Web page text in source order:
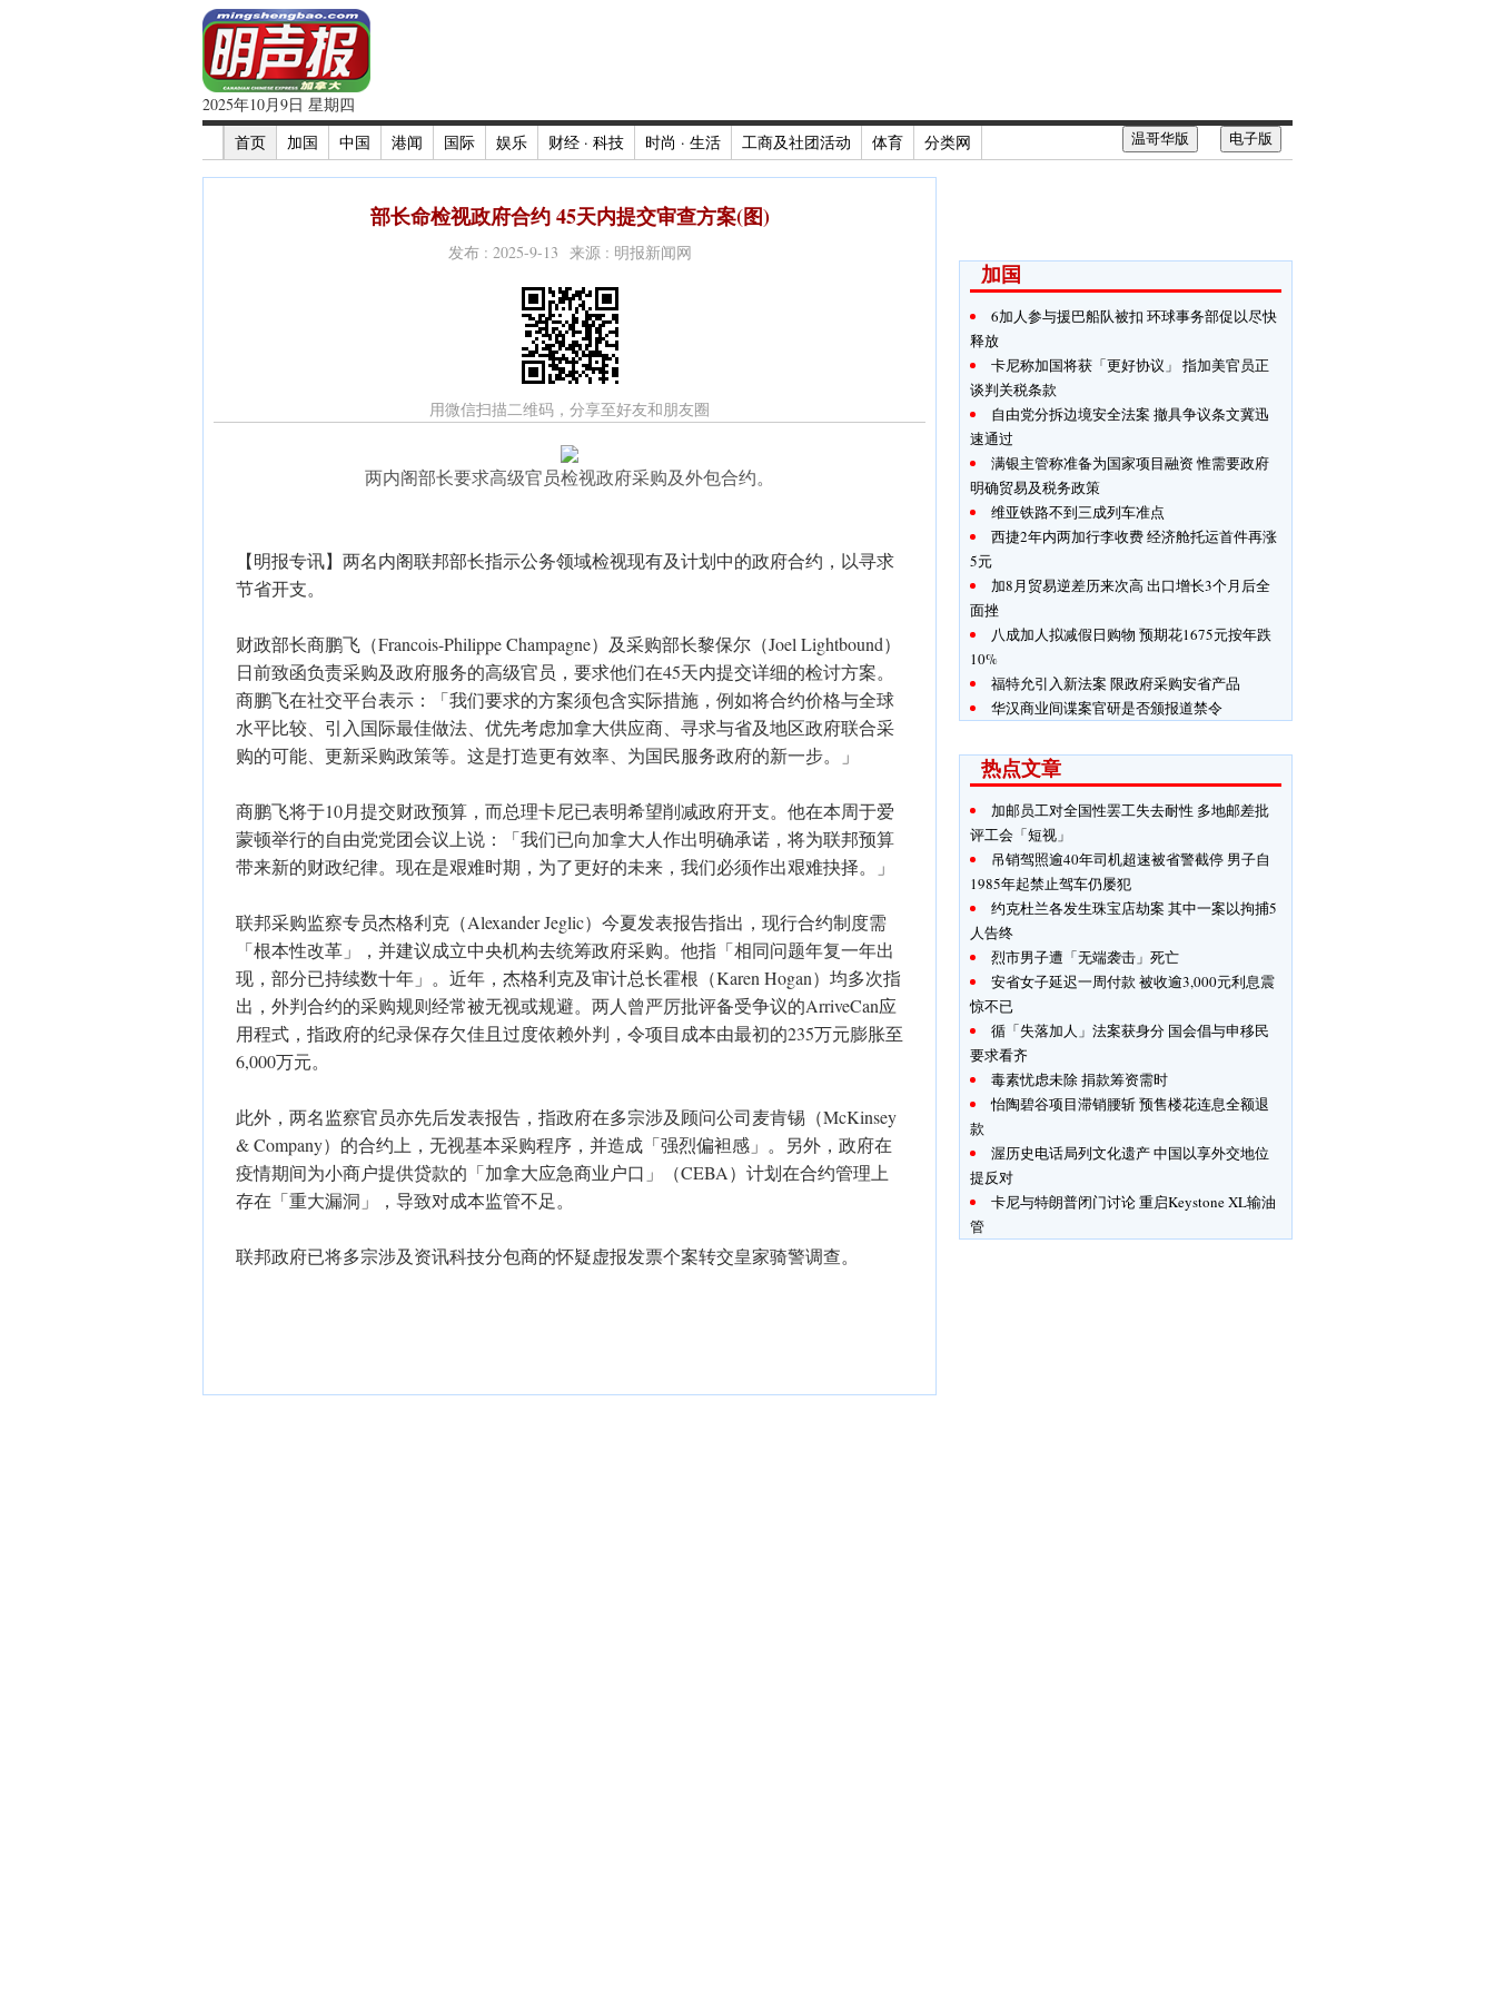
2025年10月9日 星期四
首页
加国 中国 港闻 国际 娱乐 财经 · 科技 时尚 · 生活 工商及社团活动 体育 分类网 电子版
温哥华版
部长命检视政府合约 45天内提交审查方案(图)
发布 : 2025-9-13 来源 : 明报新闻网
用微信扫描二维码，分享至好友和朋友圈
两内阁部长要求高级官员检视政府采购及外包合约。
【明报专讯】两名内阁联邦部长指示公务领域检视现有及计划中的政府合约，以寻求
节省开支。
财政部长商鹏飞（Francois-Philippe Champagne）及采购部长黎保尔（Joel Lightbound）
日前致函负责采购及政府服务的高级官员，要求他们在45天内提交详细的检讨方案。
商鹏飞在社交平台表示：「我们要求的方案须包含实际措施，例如将合约价格与全球
水平比较、引入国际最佳做法、优先考虑加拿大供应商、寻求与省及地区政府联合采
购的可能、更新采购政策等。这是打造更有效率、为国民服务政府的新一步。」
商鹏飞将于10月提交财政预算，而总理卡尼已表明希望削减政府开支。他在本周于爱
蒙顿举行的自由党党团会议上说：「我们已向加拿大人作出明确承诺，将为联邦预算
带来新的财政纪律。现在是艰难时期，为了更好的未来，我们必须作出艰难抉择。」
联邦采购监察专员杰格利克（Alexander Jeglic）今夏发表报告指出，现行合约制度需
「根本性改革」，并建议成立中央机构去统筹政府采购。他指「相同问题年复一年出
现，部分已持续数十年」。近年，杰格利克及审计总长霍根（Karen Hogan）均多次指
出，外判合约的采购规则经常被无视或规避。两人曾严厉批评备受争议的ArriveCan应
用程式，指政府的纪录保存欠佳且过度依赖外判，令项目成本由最初的235万元膨胀至
6,000万元。
此外，两名监察官员亦先后发表报告，指政府在多宗涉及顾问公司麦肯锡（McKinsey
& Company）的合约上，无视基本采购程序，并造成「强烈偏袒感」。另外，政府在
疫情期间为小商户提供贷款的「加拿大应急商业户口」（CEBA）计划在合约管理上
存在「重大漏洞」，导致对成本监管不足。
联邦政府已将多宗涉及资讯科技分包商的怀疑虚报发票个案转交皇家骑警调查。
加国
6加人参与援巴船队被扣 环球事务部促以尽快
释放
卡尼称加国将获「更好协议」 指加美官员正
谈判关税条款
自由党分拆边境安全法案 撤具争议条文冀迅
速通过
满银主管称准备为国家项目融资 惟需要政府
明确贸易及税务政策
维亚铁路不到三成列车准点
西捷2年内两加行李收费 经济舱托运首件再涨
5元
加8月贸易逆差历来次高 出口增长3个月后全
面挫
八成加人拟减假日购物 预期花1675元按年跌
10%
福特允引入新法案 限政府采购安省产品
华汉商业间谍案官研是否颁报道禁令
热点文章
加邮员工对全国性罢工失去耐性 多地邮差批
评工会「短视」
吊销驾照逾40年司机超速被省警截停 男子自
1985年起禁止驾车仍屡犯
约克杜兰各发生珠宝店劫案 其中一案以拘捕5
人告终
烈市男子遭「无端袭击」死亡
安省女子延迟一周付款 被收逾3,000元利息震
惊不已
循「失落加人」法案获身分 国会倡与申移民
要求看齐
毒素忧虑未除 捐款筹资需时
怡陶碧谷项目滞销腰斩 预售楼花连息全额退
款
渥历史电话局列文化遗产 中国以享外交地位
提反对
卡尼与特朗普闭门讨论 重启Keystone XL输油
管